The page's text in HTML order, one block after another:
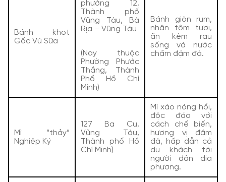
Bánh khọt
Gốc Vú Sữa
phường 12,
Thành phố
Vũng Tàu, Bà
Rịa – Vũng Tàu
(Nay thuộc
Phường Phước
Thắng, Thành
Phố Hồ Chí
Minh)
Bánh giòn rụm,
nhân tôm tươi,
ăn kèm rau
sống và nước
chấm đậm đà.
Mì “thảy”
Nghiệp Ký
127 Ba Cu,
Vũng Tàu,
Thành phố Hồ
Chí Minh)
Mì xào nóng hổi,
độc đáo với
cách chế biến,
hương vị đậm
đà, hấp dẫn cả
du khách tới
người dân địa
phương.